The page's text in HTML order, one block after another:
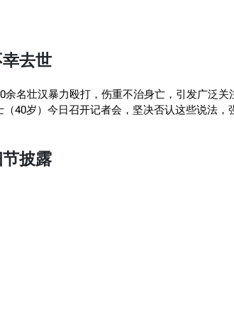
去世
余名壮汉暴力殴打，伤重不治身亡，引发广泛
40岁）今日召开记者会，坚决否认这些说法
披露